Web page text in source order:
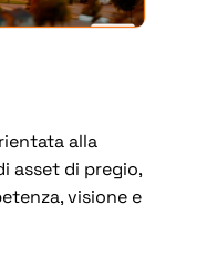
alla
asset di pregio,
visione e